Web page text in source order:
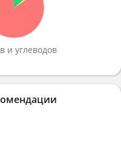
и углеводов